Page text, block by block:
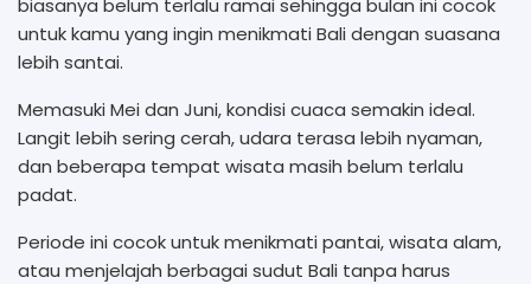
untuk kamu yang ingin menikmati Bali dengan suasana
lebih santai.
Memasuki Mei dan Juni, kondisi cuaca semakin ideal.
Langit lebih sering cerah, udara terasa lebih nyaman,
dan beberapa tempat wisata masih belum terlalu
padat.
Periode ini cocok untuk menikmati pantai, wisata alam,
atau menjelajah berbagai sudut Bali tanpa harus